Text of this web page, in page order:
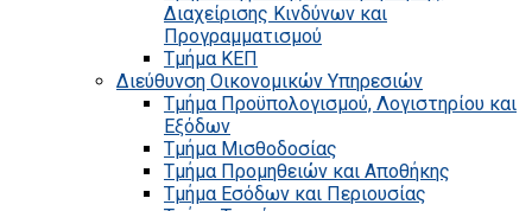
Διαχείρισης Κινδύνων και
Προγραμματισμού
Τμήμα ΚΕΠ
Διεύθυνση Οικονομικών Υπηρεσιών
Τμήμα Προϋπολογισμού, Λογιστηρίου και
Εξόδων
Τμήμα Μισθοδοσίας
Τμήμα Προμηθειών και Αποθήκης
Τμήμα Εσόδων και Περιουσίας